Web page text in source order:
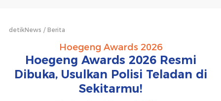
detikNews Berita
Hoegeng Awards 2026
Hoegeng Awards 2026 Resmi
Dibuka, Usulkan Polisi Teladan di
Sekitarmu!